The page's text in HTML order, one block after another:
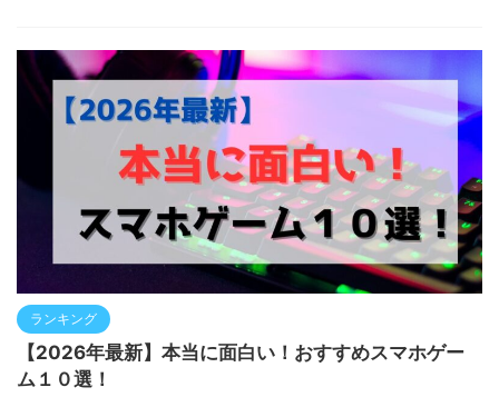
ランキング
【2026年最新】本当に面白い！おすすめスマホゲー
ム１０選！